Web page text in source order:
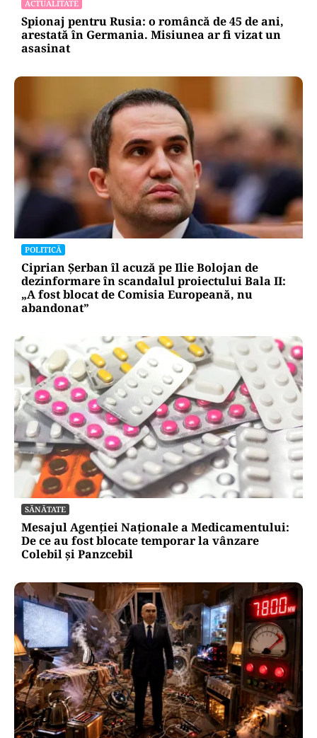
ACTUALITATE
Spionaj pentru Rusia: o româncă de 45 de ani,
arestată în Germania. Misiunea ar fi vizat un
asasinat
POLITICĂ
Ciprian Șerban îl acuză pe Ilie Bolojan de
dezinformare în scandalul proiectului Bala II:
„A fost blocat de Comisia Europeană, nu
abandonat”
SĂNĂTATE
Mesajul Agenției Naționale a Medicamentului:
De ce au fost blocate temporar la vânzare
Colebil și Panzcebil